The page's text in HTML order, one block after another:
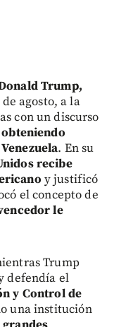
Trump,
agosto, a la
con un discurso
. En su
recibe
y justificó
el concepto de
le
Trump
defendía el
y Control de
una institución